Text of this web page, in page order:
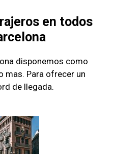
en todos
disponemos como
mas. Para ofrecer un
de llegada.